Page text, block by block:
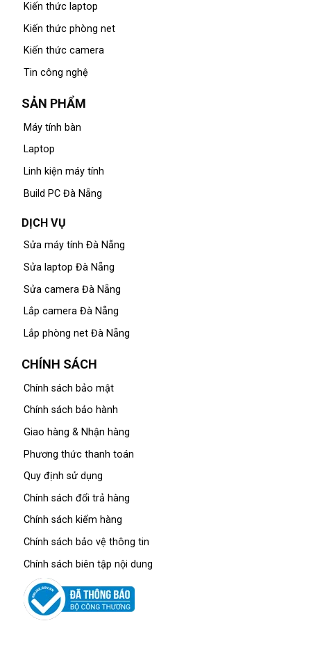
Kiến thức laptop
Kiến thức phòng net
Kiến thức camera
Tin công nghệ
SẢN PHẨM
Máy tính bàn
Laptop
Linh kiện máy tính
Build PC Đà Nẵng
DỊCH VỤ
Sửa máy tính Đà Nẵng
Sửa laptop Đà Nẵng
Sửa camera Đà Nẵng
Lắp camera Đà Nẵng
Lắp phòng net Đà Nẵng
CHÍNH SÁCH
Chính sách bảo mật
Chính sách bảo hành
Giao hàng & Nhận hàng
Phương thức thanh toán
Quy định sử dụng
Chính sách đổi trả hàng
Chính sách kiểm hàng
Chính sách bảo vệ thông tin
Chính sách biên tập nội dung